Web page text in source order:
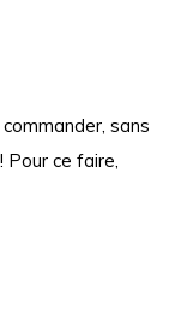
sans
ce faire,